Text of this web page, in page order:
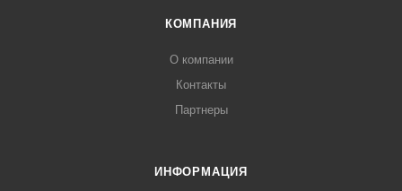
КОМПАНИЯ
О компании
Контакты
Партнеры
ИНФОРМАЦИЯ